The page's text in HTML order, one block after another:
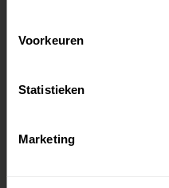
Voorkeuren
Statistieken
Marketing